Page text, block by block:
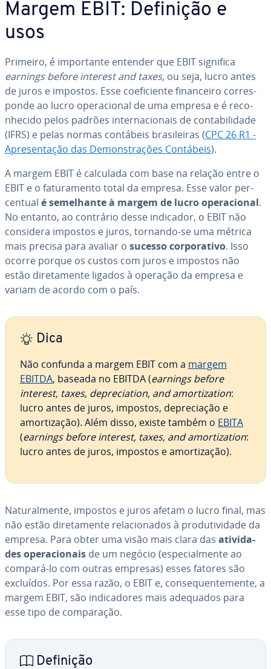
Margem EBIT: Definição e
usos
Primeiro, é im­por­tante entender que EBIT significa
earnings before interest and taxes, ou seja, lucro antes
de juros e impostos. Esse co­e­fi­ci­ente fi­nan­ceiro cor­res­
ponde ao lucro ope­ra­ci­o­nal de uma empresa e é re­co­
nhe­cido pelos padrões in­ter­na­ci­o­nais de con­ta­bi­li­dade
(IFRS) e pelas normas contábeis bra­si­lei­ras (CPC 26 R1 -
Apre­sen­ta­ção das De­mons­tra­ções Contábeis).
A margem EBIT é calculada com base na relação entre o
EBIT e o fa­tu­ra­mento total da empresa. Esse valor per­
cen­tual é se­me­lhante à margem de lucro ope­ra­ci­o­nal.
No entanto, ao contrário desse indicador, o EBIT não
considera impostos e juros, tornando-se uma métrica
mais precisa para avaliar o sucesso cor­po­ra­tivo. Isso
ocorre porque os custos com juros e impostos não
estão di­re­ta­mente ligados à operação da empresa e
variam de acordo com o país.
Dica
Não confunda a margem EBIT com a margem
EBITDA, baseada no EBITDA (earnings before
interest, taxes, de­pre­ci­a­tion, and amor­ti­za­tion:
lucro antes de juros, impostos, de­pre­ci­a­ção e
amor­ti­za­ção). Além disso, existe também o EBITA
(earnings before interest, taxes, and amor­ti­za­tion:
lucro antes de juros, impostos e amor­ti­za­ção).
Na­tu­ral­mente, impostos e juros afetam o lucro final, mas
não estão di­re­ta­mente re­la­ci­o­na­dos à pro­du­ti­vi­dade da
empresa. Para obter uma visão mais clara das ati­vi­da­
des ope­ra­ci­o­nais de um negócio (es­pe­ci­al­mente ao
compará-lo com outras empresas) esses fatores são
excluídos. Por essa razão, o EBIT e, con­se­quen­te­mente, a
margem EBIT, são in­di­ca­do­res mais adequados para
esse tipo de com­pa­ra­ção.
Definição